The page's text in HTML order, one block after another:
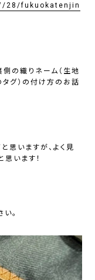
28/fukuokatenjin
側の織りネーム（生地
タグ）の付け方のお話
思いますが、よく見
います！
。